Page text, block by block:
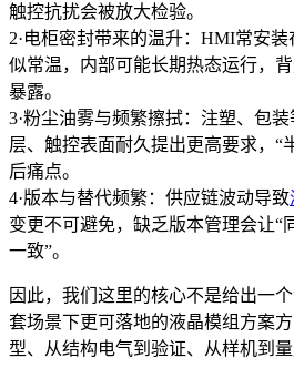
触控抗扰会被放大检验。
2·电柜密封带来的温升：HMI常安
似常温，内部可能长期热态运行，
暴露。
3·粉尘油雾与频繁擦拭：注塑、包
层、触控表面耐久提出更高要求，“
后痛点。
4·版本与替代频繁：供应链波动导致
变更不可避免，缺乏版本管理会让“
一致”。
因此，我们这里的核心不是给出一
套场景下更可落地的液晶模组方案
型、从结构电气到验证、从样机到量